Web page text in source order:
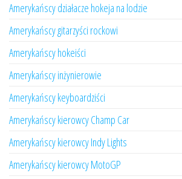
Amerykańscy działacze hokeja na lodzie
Amerykańscy gitarzyści rockowi
Amerykańscy hokeiści
Amerykańscy inżynierowie
Amerykańscy keyboardziści
Amerykańscy kierowcy Champ Car
Amerykańscy kierowcy Indy Lights
Amerykańscy kierowcy MotoGP